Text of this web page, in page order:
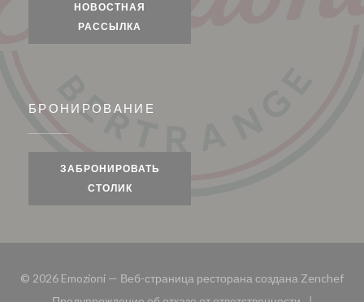
НОВОСТНАЯ
РАССЫЛКА
БРОНИРОВАНИЕ
ЗАБРОНИРОВАТЬ
СТОЛИК
© 2026 Emozioni — Веб-страница ресторана создана Zenchef